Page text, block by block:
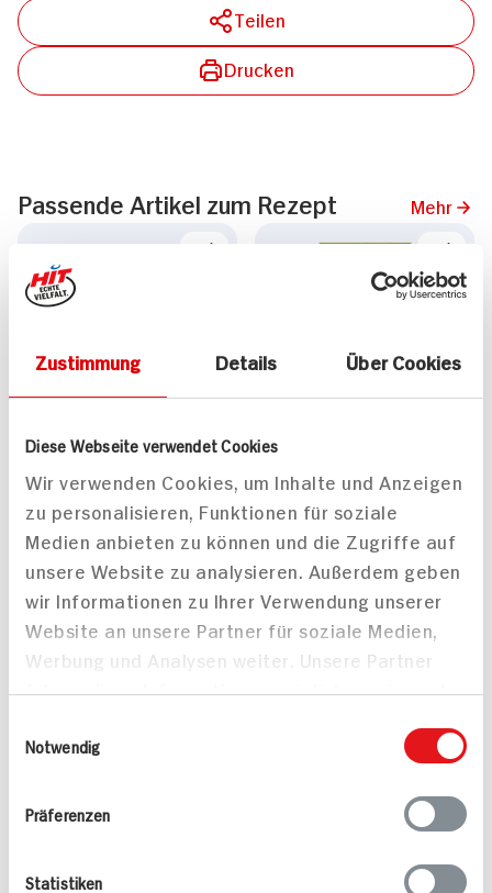
Zustimmung Details Über Cookies
Diese Webseite verwendet Cookies
Wir verwenden Cookies, um Inhalte und Anzeigen
zu personalisieren, Funktionen für soziale
Medien anbieten zu können und die Zugriffe auf
unsere Website zu analysieren. Außerdem geben
wir Informationen zu Ihrer Verwendung unserer
Website an unsere Partner für soziale Medien,
Werbung und Analysen weiter. Unsere Partner
führen diese Informationen möglicherweise mit
bereitgestellt haben oder die sie im Rahmen
Notwendig
Präferenzen
Statistiken
Teilen
Drucken
Passende Artikel zum Rezept Mehr
250g Beutel
2.69
DISCOUNT
PREIS
1.
Mehr anzeigen
Alle Rezepte
Pikante Nackensteaks Mandel-Rotbarsch